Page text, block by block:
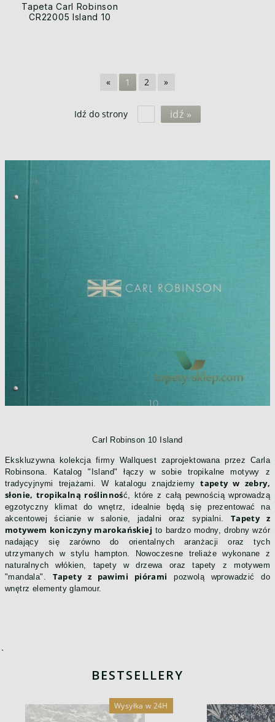
Tapeta Carl Robinson
CR22005 Island 10
« 1 2 »
Idź do strony idź »
Carl Robinson 10 Island
Ekskluzywna kolekcja firmy Wallquest zaprojektowana przez Carla
Robinsona. Katalog "Island" łączy w sobie tropikalne motywy z
tradycyjnymi trejażami. W katalogu znajdziemytapety w zebry,
słonie, tropikalną roślinność, które z całą pewnością wprowadzą
egzotyczny klimat do wnętrz, idealnie będą się prezentować na
akcentowej ścianie w salonie, jadalni oraz sypialni. Tapety z
motywem koniczyny marokańskiej to bardzo modny, drobny wzór
nadający się zarówno do orientalnych aranżacji oraz tych
utrzymanych w stylu hampton. Nowoczesne treliaże wykonane z
naturalnych włókien, tapety w drzewa oraz tapety z motywem
"mandala". Tapety z pawimi piórami
pozwolą wprowadzić do
wnętrz elementy glamour.
`
BESTSELLERY
Wysyłka w 24H